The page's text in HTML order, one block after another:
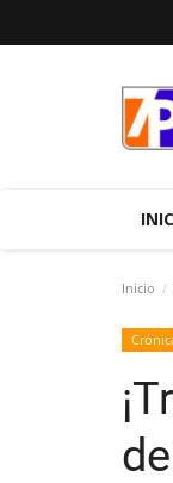
Inicio